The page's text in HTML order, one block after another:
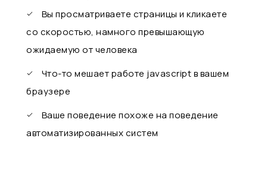
Вы просматриваете страницы и кликаете
со скоростью, намного превышающую
ожидаемую от человека
Что-то мешает работе javascript в вашем
браузере
Ваше поведение похоже на поведение
автоматизированных систем